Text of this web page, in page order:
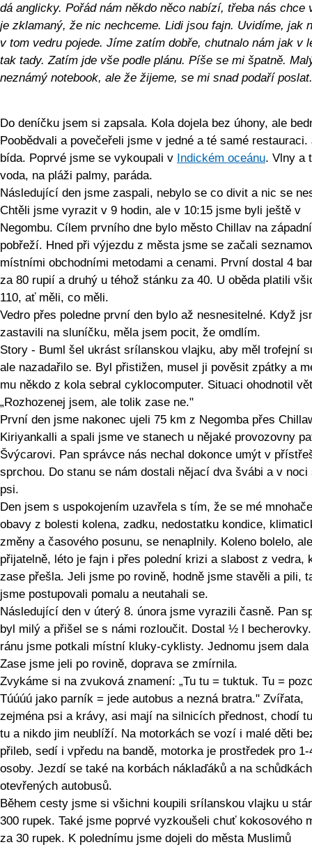
dá anglicky. Pořád nám někdo něco nabízí, třeba nás chce
je zklamaný, že nic nechceme. Lidi jsou fajn. Uvidíme, jak
v tom vedru pojede. Jíme zatím dobře, chutnalo nám jak v
tak tady. Zatím jde vše podle plánu. Píše se mi špatně.
neznámý notebook, ale že žijeme, se mi snad podaří poslat.
Do deníčku jsem si zapsala. Kola dojela bez úhony, ale
Poobědvali a povečeřeli jsme v jedné a té samé restauraci.
bída. Poprvé jsme se vykoupali v Indickém oceánu. Vlny a
voda, na pláži palmy, paráda.
Následující den jsme zaspali, nebylo se co divit a nic se
Chtěli jsme vyrazit v 9 hodin, ale v 10:15 jsme byli ještě v
Negombu. Cílem prvního dne bylo město Chillav na
pobřeží. Hned při výjezdu z města jsme se začali
místními obchodními metodami a cenami. První dostal 4
za 80 rupií a druhý u téhož stánku za 40. U oběda platili
110, ať měli, co měli.
Vedro přes poledne první den bylo až nesnesitelné. Když
zastavili na sluníčku, měla jsem pocit, že omdlím.
Story - Buml šel ukrást srílanskou vlajku, aby měl trofejní
ale nazadařilo se. Byl přistižen, musel ji pověsit zpátky a
mu někdo z kola sebral cyklocomputer. Situaci ohodnotil
„Rozhozenej jsem, ale tolik zase ne."
První den jsme nakonec ujeli 75 km z Negomba přes
Kiriyankalli a spali jsme ve stanech u nějaké provozovny
Švýcarovi. Pan správce nás nechal dokonce umýt v
sprchou. Do stanu se nám dostali nějací dva švábi a v noci
psi.
Den jsem s uspokojením uzavřela s tím, že se mé
obavy z bolesti kolena, zadku, nedostatku kondice,
změny a časového posunu, se nenaplnily. Koleno bolelo, ale
přijatelně, léto je fajn i přes polední krizi a slabost z vedra,
zase přešla. Jeli jsme po rovině, hodně jsme stavěli a pili,
jsme postupovali pomalu a neutahali se.
Následující den v úterý 8. února jsme vyrazili časně. Pan
byl milý a přišel se s námi rozloučit. Dostal ½ l
ránu jsme potkali místní kluky-cyklisty. Jednomu jsem dala
Zase jsme jeli po rovině, doprava se zmírnila.
Zvykáme si na zvuková znamení: „Tu tu = tuktuk. Tu =
Túúúú jako parník = jede autobus a nezná bratra." Zvířata,
zejména psi a krávy, asi mají na silnicích přednost, chodí
tu a nikdo jim neublíží. Na motorkách se vozí i malé děti
přileb, sedí i vpředu na bandě, motorka je prostředek pro 1-
osoby. Jezdí se také na korbách náklaďáků a na schůdkách
otevřených autobusů.
Během cesty jsme si všichni koupili srílanskou vlajku u
300 rupek. Také jsme poprvé vyzkoušeli chuť kokosového
za 30 rupek. K polednímu jsme dojeli do města Muslimů